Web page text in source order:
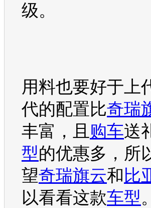
级。
用料也要好于上
代的配置比奇瑞
丰富，且 购车送
型的优惠多，所
望奇瑞旗云和 比
以看看这款车型